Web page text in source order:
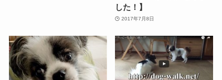
した！】
2017年7月8日